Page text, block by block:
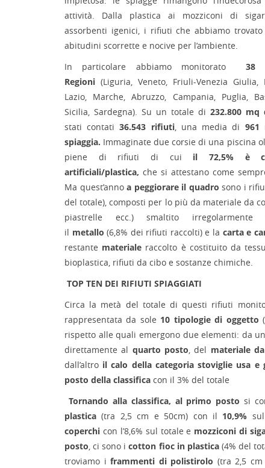
attività. Dalla plastica ai mozziconi di
assorbenti igenici, i rifiuti che abbiamo
abitudini scorrette e nocive per l’ambiente.
In particolare abbiamo monitorato38
Regioni (Liguria, Veneto, Friuli-Venezia Giulia,
Lazio, Marche, Abruzzo, Campania, Puglia,
Sicilia, Sardegna). Su un totale di 232.800 mq
stati contati36.543 rifiuti, una media di
spiaggia. Immaginate due corsie di una piscina
piene di rifiuti di cui il 72,5% è
artificiali/plastica, che si attestano come
Ma quest’annoa peggiorare il quadro sono i
del totale), composti per lo più da materiale da
piastrelle ecc.) smaltito irregolarmente
il metallo(6,8% dei rifiuti raccolti) e la carta e
restante materiale raccolto è costituito da
bioplastica, rifiuti da cibo e sostanze chimiche.
TOP TEN DEI RIFIUTI SPIAGGIATI
Circa la metà del totale di questi rifiuti
rappresentata da sole 10 tipologie di oggetto
rispetto alle quali emergono due elementi: da
direttamente al quarto posto, del materiale
dall’altro il calo della categoria stoviglie usa e
posto della classifica con il 3% del totale
Tornando alla classifica, al primo postosi
plastica (tra 2,5 cm e 50cm) con il 10,9%
coperchi con l’8,6% sul totale e mozziconi di
posto, ci sono icotton fioc in plastica (4% del
troviamo iframmenti di polistirolo (tra 2,5